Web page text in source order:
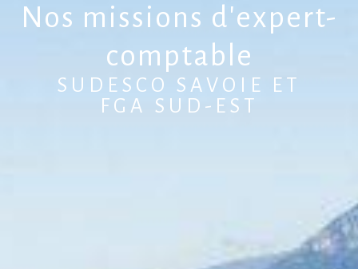
Nos missions d'expert-
comptable
SUDESCO SAVOIE ET
FGA SUD-EST